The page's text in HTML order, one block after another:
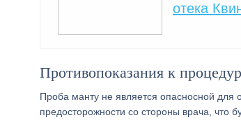
отека
Противопоказания к
Проба манту не является опасносной для
предосторожности со стороны врача, что